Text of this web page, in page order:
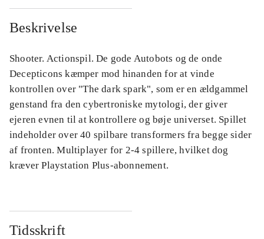
Beskrivelse
Shooter. Actionspil. De gode Autobots og de onde
Decepticons kæmper mod hinanden for at vinde
kontrollen over "The dark spark", som er en ældgammel
genstand fra den cybertroniske mytologi, der giver
ejeren evnen til at kontrollere og bøje universet. Spillet
indeholder over 40 spilbare transformers fra begge sider
af fronten. Multiplayer for 2-4 spillere, hvilket dog
kræver Playstation Plus-abonnement.
Tidsskrift